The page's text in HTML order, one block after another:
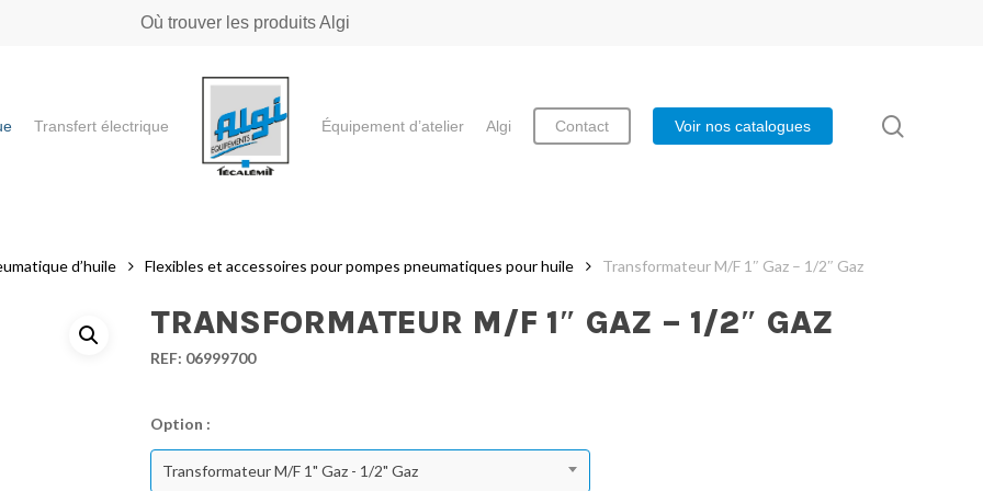
Où trouver les produits Algi
Transfert électrique Équipement d’atelier Algi Contact Voir nos catalogues
d’huile Flexibles et accessoires pour pompes pneumatiques pour huile Transformateur M/F 1″ Gaz – 1/2″ Gaz
TRANSFORMATEUR M/F 1″ GAZ – 1/2″ GAZ
REF: 06999700
Option :
Transformateur M/F 1" Gaz - 1/2" Gaz